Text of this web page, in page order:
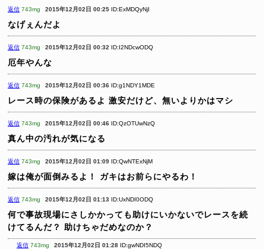
返信 743mg 2015年12月02日 00:25 ID:ExMDQyNjI
なげぇんだよ
返信 743mg 2015年12月02日 00:32 ID:I2NDcwODQ
厄年やんな
返信 743mg 2015年12月02日 00:36 ID:g1NDY1MDE
レース時の保険があるよ 激安だけど、無いよりかはマシ
返信 743mg 2015年12月02日 00:46 ID:QzOTUwNzQ
真ん中の汚れが気になる
返信 743mg 2015年12月02日 01:09 ID:QwNTExNjM
嫁は俺が面倒みるよ！ ガキはお前らにやるわ！
返信 743mg 2015年12月02日 01:13 ID:UxNDI0ODQ
何で事故現場にさしかかっても助けにいかないでレースを続
けてるんだ？
助けちゃだめなのか？
返信 743mg 2015年12月02日 01:28 ID:gwNDI5NDQ